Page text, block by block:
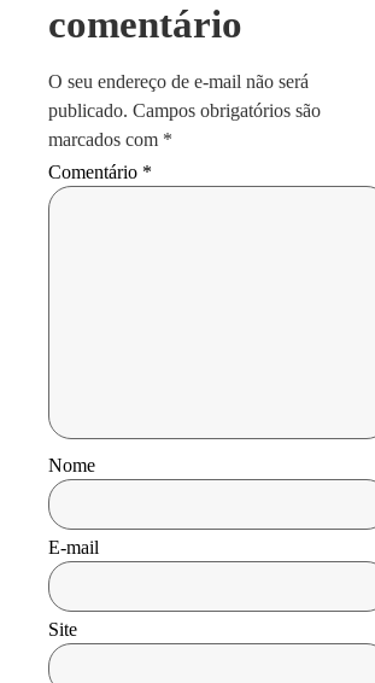
comentário
O seu endereço de e-mail não será
publicado. Campos obrigatórios são
marcados com *
Comentário *
Nome
E-mail
Site